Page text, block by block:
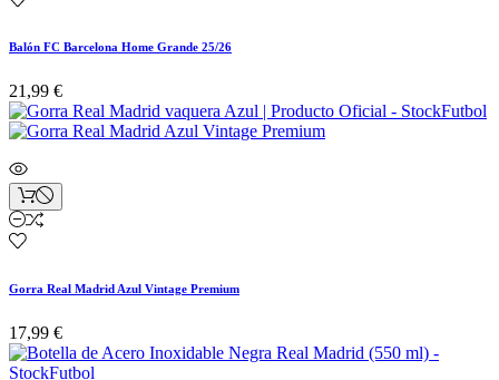
Balón FC Barcelona Home Grande 25/26
21,99 €
Gorra Real Madrid Azul Vintage Premium
17,99 €